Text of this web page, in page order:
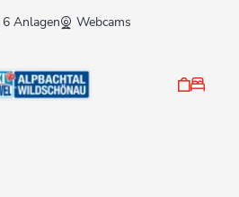
6 Anlagen Webcams